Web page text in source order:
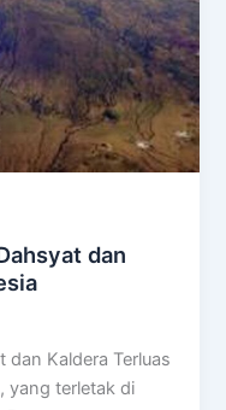
dan
dan Kaldera Terluas
yang terletak di